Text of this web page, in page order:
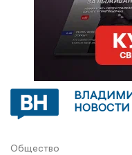
НОВОСТИ
Общество